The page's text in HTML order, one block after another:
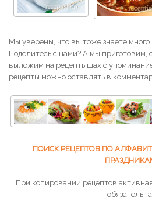
Мы уверены, что вы тоже знаете
Поделитесь с нами? А мы приготовим,
выложим на рецептышах с
рецепты можно оставлять в
ПОИСК РЕЦЕПТОВ ПО
При копировании рецептов